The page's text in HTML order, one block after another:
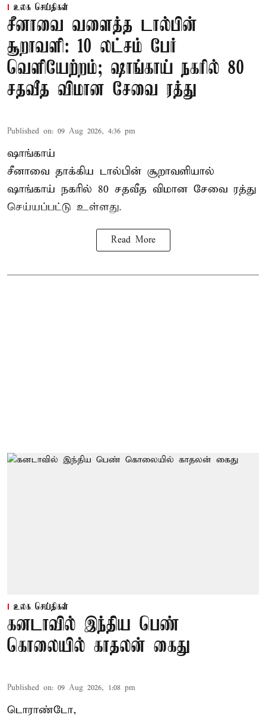
உலக செய்திகள்
சீனாவை வளைத்த டால்பின்
சூறாவளி: 10 லட்சம் பேர்
வெளியேற்றம்; ஷாங்காய் நகரில் 80
சதவீத விமான சேவை ரத்து
Published on: 09 Aug 2026, 4:36 pm
ஷாங்காய்
சீனாவை தாக்கிய டால்பின் சூறாவளியால்
ஷாங்காய் நகரில் 80 சதவீத விமான சேவை ரத்து
செய்யப்பட்டு உள்ளது.
Read More
உலக செய்திகள்
கனடாவில் இந்திய பெண்
கொலையில் காதலன் கைது
Published on: 09 Aug 2026, 1:08 pm
டொராண்டோ,